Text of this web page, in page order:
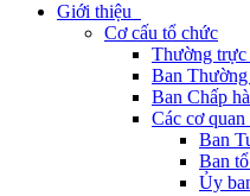
Giới thiệu
Cơ cấu tổ chức
Thường
Ban
Ban Chấp
Các cơ
Ban
Ban
Ủy